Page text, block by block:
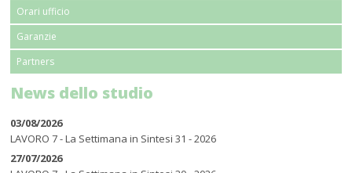
Orari ufficio
Garanzie
Partners
News dello studio
03/08/2026
LAVORO 7 - La Settimana in Sintesi 31 - 2026
27/07/2026